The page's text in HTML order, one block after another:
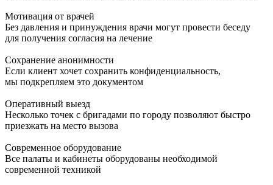
Мотивация от врачей
Без давления и принуждения врачи могут провести беседу
для получения согласия на лечение
Сохранение анонимности
Если клиент хочет сохранить конфиденциальность,
мы подкрепляем это документом
Оперативный выезд
Несколько точек с бригадами по городу позволяют быстро
приезжать на место вызова
Современное оборудование
Все палаты и кабинеты оборудованы необходимой
современной техникой